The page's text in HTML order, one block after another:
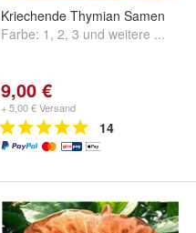
Kriechende Thymian Samen
Farbe: 1 , 2, 3 und weitere ...
9,00 €
+ 5,00 € Versand
14